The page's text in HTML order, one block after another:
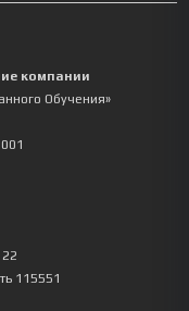
компании
Обучения»
115551